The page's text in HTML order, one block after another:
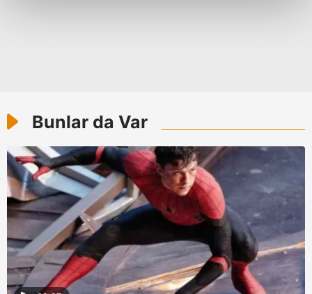
Sitemizde kendimize ve üçüncü kişilere ait çerezler
verileriniz işlenmekte olup gerekli olan çerezler bilgi
toplumu hizmetlerinin sunulması amacıyla
kullanılmaktadır. Diğer çerezler, sitemizin daha işlevsel
kılınması ve kişiselleştirilmesi ve sizlere yönelik
reklam/pazarlama faaliyetlerinin yapılması, amaçlarıyla
sınırlı olarak açık rızanız dahilinde kullanılacaktır.
Çerezlere ilişkin tercihlerinizi aşağıda yer alan panel
vasıtasıyla belirleyebilirsiniz. Çerezlere ilişkin detaylı bilgi
Bunlar da Var